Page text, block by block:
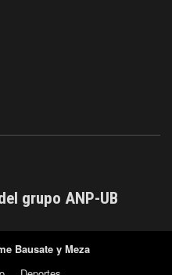
grupo ANP-UB
Bausate y Meza